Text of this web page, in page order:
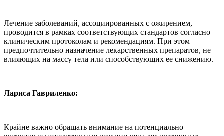
Лечение заболеваний, ассоциированных с ожирением,
проводится в рамках соответствующих стандартов согласно
клиническим протоколам и рекомендациям. При этом
предпочтительно назначение лекарственных препаратов, не
влияющих на массу тела или способствующих ее снижению.
Лариса Гавриленко:
Крайне важно обращать внимание на потенциально